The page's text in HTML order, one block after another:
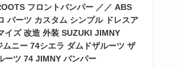
フロントバンパー ／／ ABS
パーツ カスタム シンプル ドレスア
イズ 改造 外装 SUZUKI JIMNY
ムニー 74シエラ ダムドザルーツ ザ
ーツ 74 JIMNY バンパー